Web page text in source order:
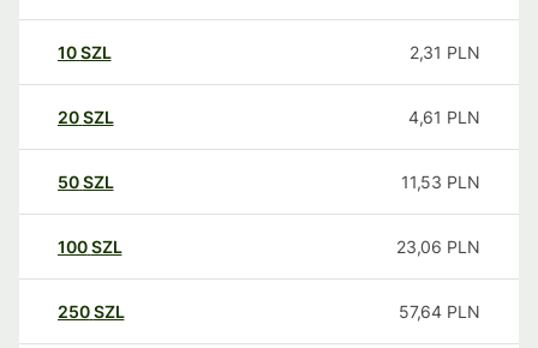
10SZL 2,31 PLN
20SZL 4,61 PLN
50SZL 11,53 PLN
100SZL 23,06 PLN
250SZL 57,64 PLN